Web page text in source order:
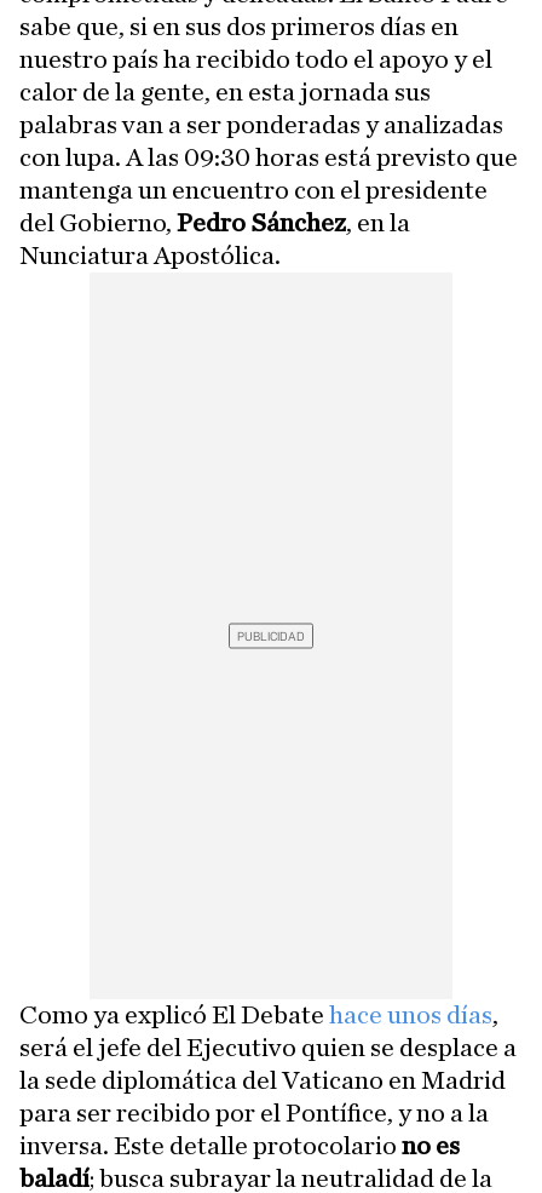
sabe que, si en sus dos primeros días en
nuestro país ha recibido todo el apoyo y el
calor de la gente, en esta jornada sus
palabras van a ser ponderadas y analizadas
con lupa. A las 09:30 horas está previsto que
mantenga un encuentro con el presidente
del Gobierno, Pedro Sánchez, en la
Nunciatura Apostólica.
Como ya explicó El Debate hace unos días,
será el jefe del Ejecutivo quien se desplace a
la sede diplomática del Vaticano en Madrid
para ser recibido por el Pontífice, y no a la
inversa. Este detalle protocolario no es
baladí; busca subrayar la neutralidad de la